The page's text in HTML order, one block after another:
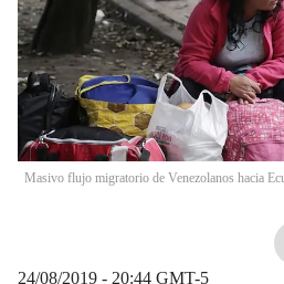
Masivo flujo migratorio de Venezolanos hacia
24/08/2019 - 20:44 GMT-5